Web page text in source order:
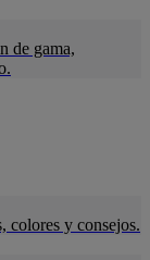
de gama,
colores y consejos.